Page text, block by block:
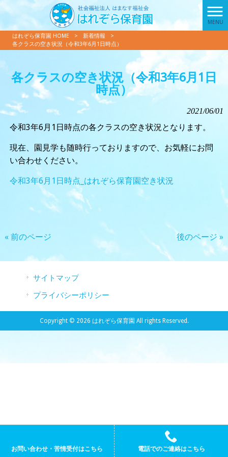
MENU
はれぞら保育園 HOME > 新着情報
>
各クラスの空き状況（令和3年6月1日時点）
各クラスの空き状況（令和3年6月1日
時点）
2021/06/01
令和3年6月1日時点の各クラスの空き状況となります。
現在、園見学も随時行っておりますので、お気軽にお問
い合わせください。
令和3年6月1日時点_はれぞら保育園空き状況
« 前のページ 後のページ »
サイトマップ
プライバシーポリシー
Copyright © 2026 はれぞら保育園 All rights Reserved.
お問い合わせ・苦情受付はこちら 電話でのご連絡はこちら